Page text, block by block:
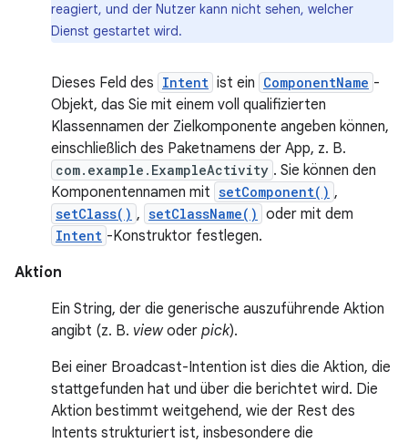
reagiert, und der Nutzer kann nicht sehen, welcher
Dienst gestartet wird.
Dieses Feld des Intent ist ein ComponentName -
Objekt, das Sie mit einem voll qualifizierten
Klassennamen der Zielkomponente angeben können,
einschließlich des Paketnamens der App, z. B.
com.example.ExampleActivity . Sie können den
Komponentennamen mit setComponent() ,
setClass() , setClassName() oder mit dem
Intent -Konstruktor festlegen.
Aktion
Ein String, der die generische auszuführende Aktion
angibt (z. B. viewoder pick).
Bei einer Broadcast-Intention ist dies die Aktion, die
stattgefunden hat und über die berichtet wird. Die
Aktion bestimmt weitgehend, wie der Rest des
Intents strukturiert ist, insbesondere die